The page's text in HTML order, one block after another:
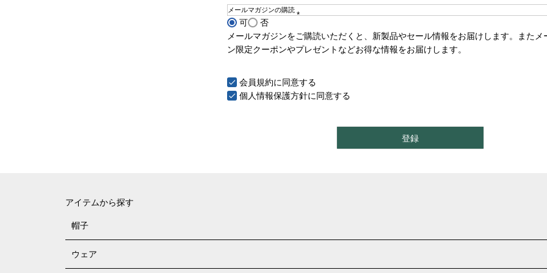
メールマガジンの購読
必
須
可
否
メールマガジンをご購読いただくと、新製品やセール情報をお届けします。またメ
ン限定クーポンやプレゼントなどお得な情報をお届けします。
会員規約に同意する
個人情報保護方針に同意する
登録
アイテムから探す
帽子
ウェア